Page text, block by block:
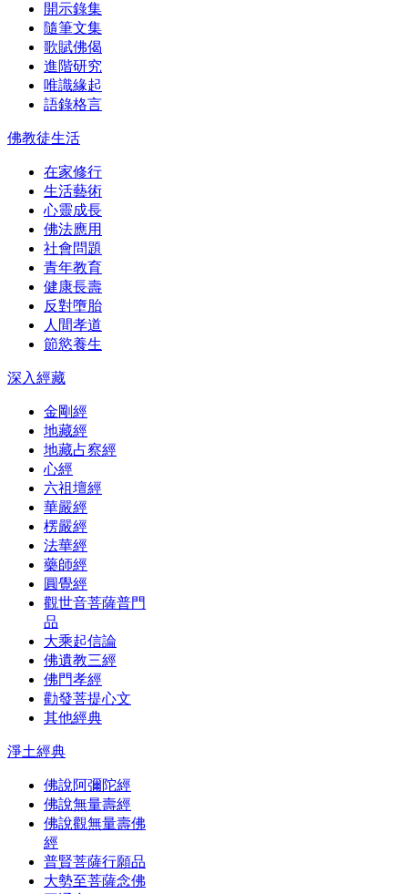
開示錄集
隨筆文集
歌賦佛偈
進階研究
唯識緣起
語錄格言
佛教徒生活
在家修行
生活藝術
心靈成長
佛法應用
社會問題
青年教育
健康長壽
反對墮胎
人間孝道
節慾養生
深入經藏
金剛經
地藏經
地藏占察經
心經
六祖壇經
華嚴經
楞嚴經
法華經
藥師經
圓覺經
觀世音菩薩普門
品
大乘起信論
佛遺教三經
佛門孝經
勸發菩提心文
其他經典
淨土經典
佛說阿彌陀經
佛說無量壽經
佛說觀無量壽佛
經
普賢菩薩行願品
大勢至菩薩念佛